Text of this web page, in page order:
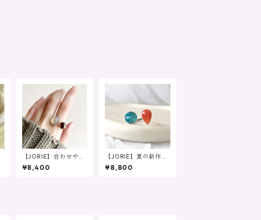
【JORIE】合わせやす
さNo. 1 ❤️大人のニュ
アンスカラーフォーク
¥8,400
【JORIE】夏の新作❤️
クリソコラ×水晶 カ
ーネリアンサードオニ
¥8,800